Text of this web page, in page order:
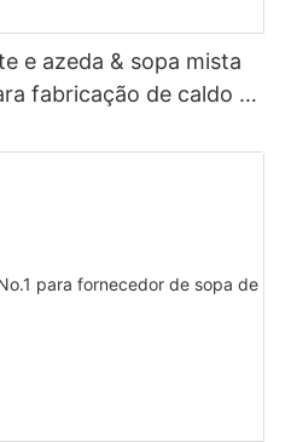
e azeda & sopa mista
fabricação de caldo de